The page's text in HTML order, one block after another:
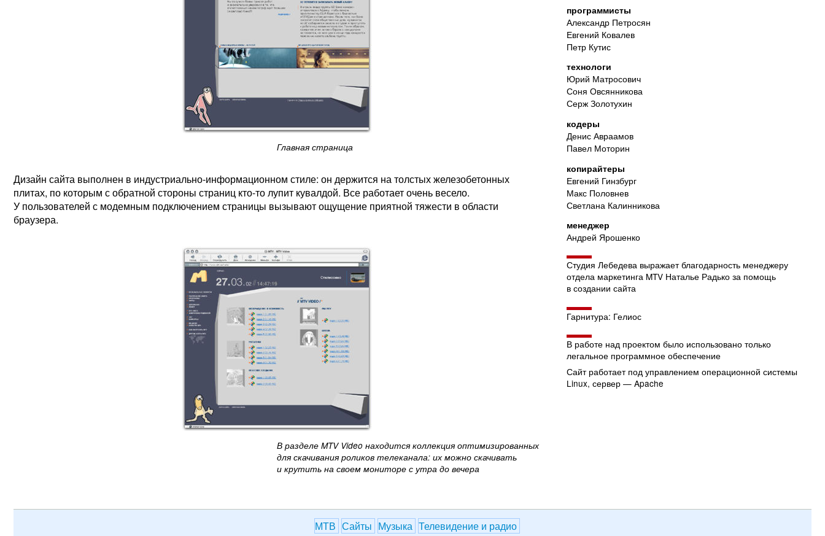
Главная страница
Дизайн сайта выполнен в индустриально-информационном стиле: он держится на толстых железобетонных
плитах, по которым с обратной стороны страниц кто-то лупит кувалдой. Все работает очень весело.
У пользователей с модемным подключением страницы вызывают ощущение приятной тяжести в области
браузера.
В разделе MTV Video находится коллекция оптимизированных
для скачивания роликов телеканала: их можно скачивать
и крутить на своем мониторе с утра до вечера
программисты
Александр Петросян
Евгений Ковалев
Петр Кутис
технологи
Юрий Матросович
Соня Овсянникова
Серж Золотухин
кодеры
Денис Авраамов
Павел Моторин
копирайтеры
Евгений Гинзбург
Макс Половнев
Светлана Калинникова
менеджер
Андрей Ярошенко
Студия Лебедева выражает благодарность менеджеру
отдела маркетинга MTV Наталье Радько за помощь
в создании сайта
Гарнитура: Гелиос
В работе над проектом было использовано только
легальное программное обеспечение
Сайт работает под управлением операционной системы
Linux, сервер — Apache
МТВ Сайты Музыка Телевидение и радио